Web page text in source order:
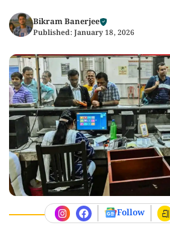
Bikram Banerjee
Published: January 18, 2026
Follow